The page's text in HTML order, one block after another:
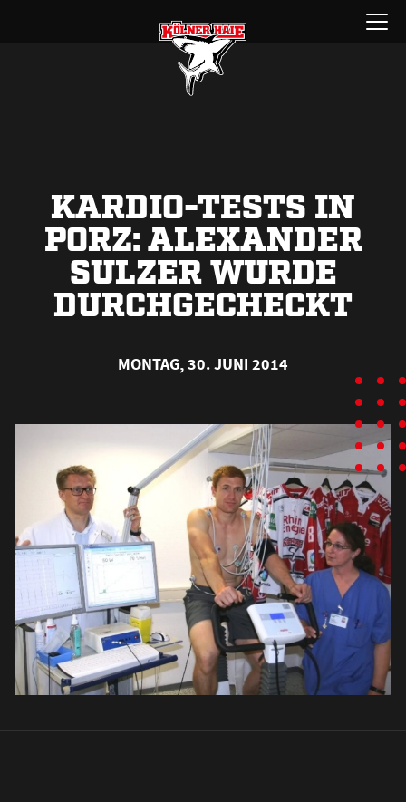
Menü
öffnen
KARDIO-TESTS IN
PORZ: ALEXANDER
SULZER WURDE
DURCHGECHECKT
MONTAG, 30. JUNI 2014